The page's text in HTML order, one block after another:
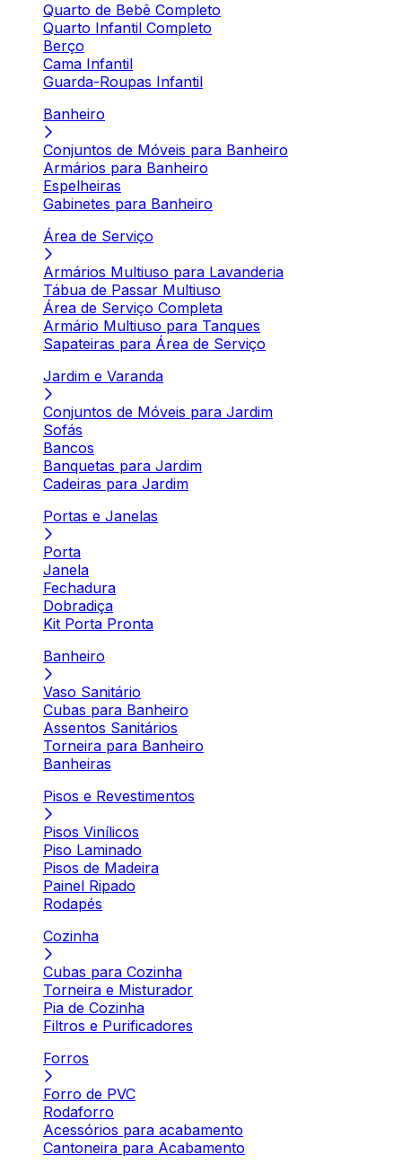
Quarto de Bebê Completo
Quarto Infantil Completo
Berço
Cama Infantil
Guarda-Roupas Infantil
Banheiro
Conjuntos de Móveis para Banheiro
Armários para Banheiro
Espelheiras
Gabinetes para Banheiro
Área de Serviço
Armários Multiuso para Lavanderia
Tábua de Passar Multiuso
Área de Serviço Completa
Armário Multiuso para Tanques
Sapateiras para Área de Serviço
Jardim e Varanda
Conjuntos de Móveis para Jardim
Sofás
Bancos
Banquetas para Jardim
Cadeiras para Jardim
Portas e Janelas
Porta
Janela
Fechadura
Dobradiça
Kit Porta Pronta
Banheiro
Vaso Sanitário
Cubas para Banheiro
Assentos Sanitários
Torneira para Banheiro
Banheiras
Pisos e Revestimentos
Pisos Vinílicos
Piso Laminado
Pisos de Madeira
Painel Ripado
Rodapés
Cozinha
Cubas para Cozinha
Torneira e Misturador
Pia de Cozinha
Filtros e Purificadores
Forros
Forro de PVC
Rodaforro
Acessórios para acabamento
Cantoneira para Acabamento